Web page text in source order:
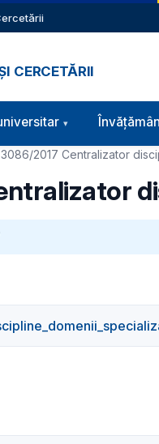
CERCETĂRII
2017 Centralizator